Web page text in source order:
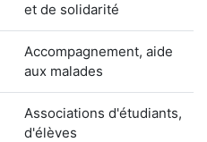
et de solidarité
Accompagnement, aide
aux malades
Associations d'étudiants,
d'élèves